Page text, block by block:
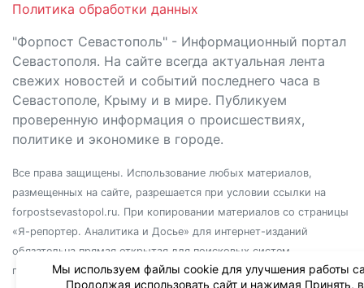
Политика обработки данных
"Форпост Севастополь" - Информационный портал
Севастополя. На сайте всегда актуальная лента
свежих новостей и событий последнего часа в
Севастополе, Крыму и в мире. Публикуем
проверенную информация о происшествиях,
политике и экономике в городе.
Все права защищены. Использование любых материалов,
размещенных на сайте, разрешается при условии ссылки на
forpostsevastopol.ru. При копировании материалов со страницы
«Я-репортер. Аналитика и Досье» для интернет-изданий
обязательна прямая открытая для поисковых систем
гиперссылка. Независимо от полного или частичного
Мы используем файлы cookie для улучшения работы
Продолжая использовать сайт и нажимая Принять,